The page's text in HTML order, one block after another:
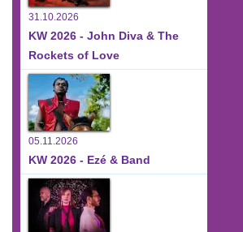
31.10.2026
KW 2026 - John Diva & The
Rockets of Love
05.11.2026
KW 2026 - Ezé & Band